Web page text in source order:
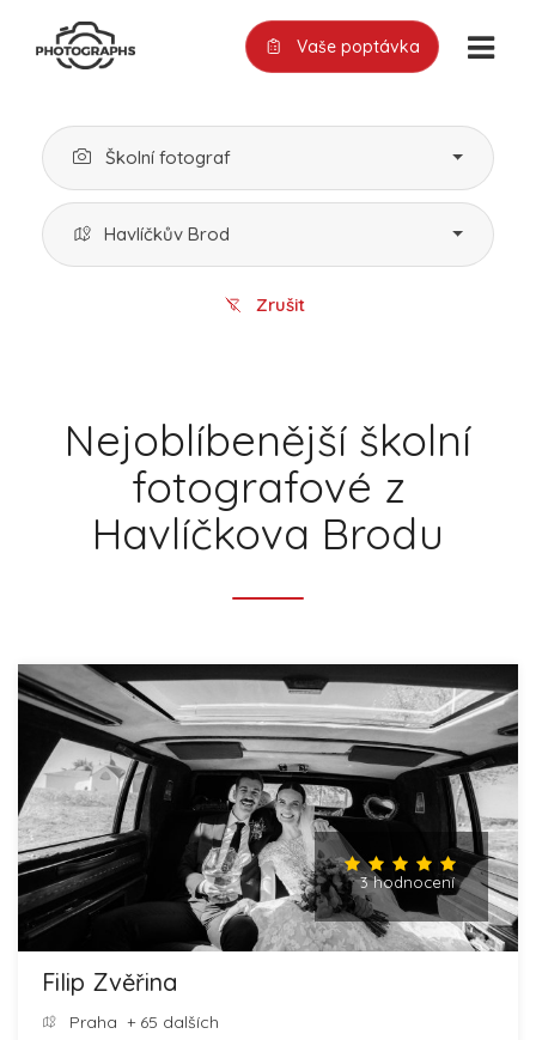
Vaše poptávka
Školní fotograf
Havlíčkův Brod
Zrušit
Nejoblíbenější školní
fotografové z
Havlíčkova Brodu
3 hodnocení
Filip Zvěřina
Praha + 65 dalších